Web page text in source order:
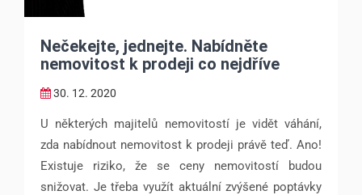
Nečekejte, jednejte. Nabídněte
nemovitost k prodeji co nejdříve
30. 12. 2020
U některých majitelů nemovitostí je vidět váhání,
zda nabídnout nemovitost k prodeji právě teď. Ano!
Existuje riziko, že se ceny nemovitostí budou
snižovat. Je třeba využít aktuální zvýšené poptávky